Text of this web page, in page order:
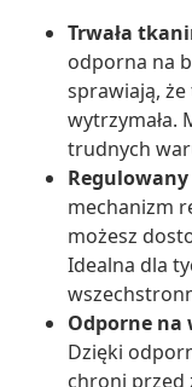
Trwała
odporna na
sprawiają,
wytrzymała.
trudnych
mechanizm
możesz
Idealna dla
Odporne na
Dzięki
chroni przed